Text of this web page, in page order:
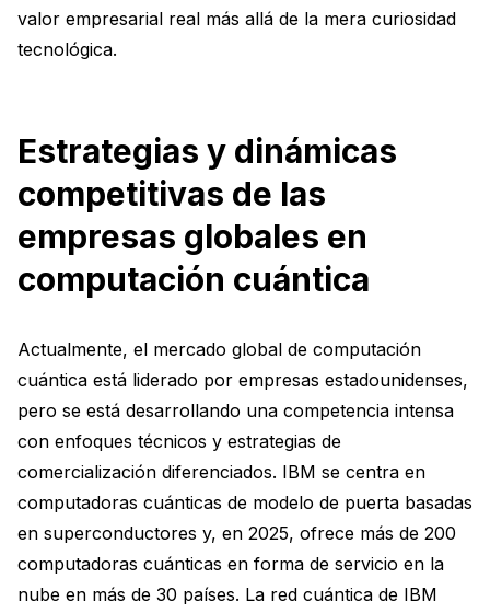
valor empresarial real más allá de la mera curiosidad
tecnológica.
Estrategias y dinámicas
competitivas de las
empresas globales en
computación cuántica
Actualmente, el mercado global de computación
cuántica está liderado por empresas estadounidenses,
pero se está desarrollando una competencia intensa
con enfoques técnicos y estrategias de
comercialización diferenciados. IBM se centra en
computadoras cuánticas de modelo de puerta basadas
en superconductores y, en 2025, ofrece más de 200
computadoras cuánticas en forma de servicio en la
nube en más de 30 países. La red cuántica de IBM